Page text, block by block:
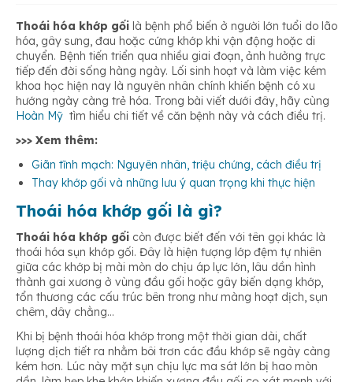
Chẩn đoán thoái hóa khớp gối
Thoái hóa khớp gối là bệnh phổ biến ở người lớn tuổi do lão
hóa, gây sưng, đau hoặc cứng khớp khi vận động hoặc di
chuyển. Bệnh tiến triển qua nhiều giai đoạn, ảnh hưởng trực
tiếp đến đời sống hàng ngày. Lối sinh hoạt và làm việc kém
khoa học hiện nay là nguyên nhân chính khiến bệnh có xu
hướng ngày càng trẻ hóa. Trong bài viết dưới đây, hãy cùng
Hoàn Mỹ tìm hiểu chi tiết về căn bệnh này và cách điều trị.
>>> Xem thêm:
Giãn tĩnh mạch: Nguyên nhân, triệu chứng, cách điều trị
Thay khớp gối và những lưu ý quan trọng khi thực hiện
Thoái hóa khớp gối là gì?
Thoái hóa khớp gối còn được biết đến với tên gọi khác là
thoái hóa sụn khớp gối. Đây là hiện tượng lớp đệm tự nhiên
giữa các khớp bị mài mòn do chịu áp lực lớn, lâu dần hình
thành gai xương ở vùng đầu gối hoặc gây biến dạng khớp,
tổn thương các cấu trúc bên trong như màng hoạt dịch, sụn
chêm, dây chằng…
Khi bị bệnh thoái hóa khớp trong một thời gian dài, chất
lượng dịch tiết ra nhằm bôi trơn các đầu khớp sẽ ngày càng
kém hơn. Lúc này mặt sụn chịu lực ma sát lớn bị hao mòn